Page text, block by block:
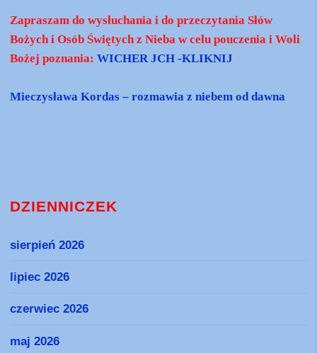
Zapraszam do wysłuchania i do przeczytania Słów
Bożych i Osób Świętych z Nieba w celu pouczenia i Woli
Bożej poznania:WICHER JCH -KLIKNIJ
Mieczysława Kordas – rozmawia z niebem od dawna
DZIENNICZEK
sierpień 2026
lipiec 2026
czerwiec 2026
maj 2026